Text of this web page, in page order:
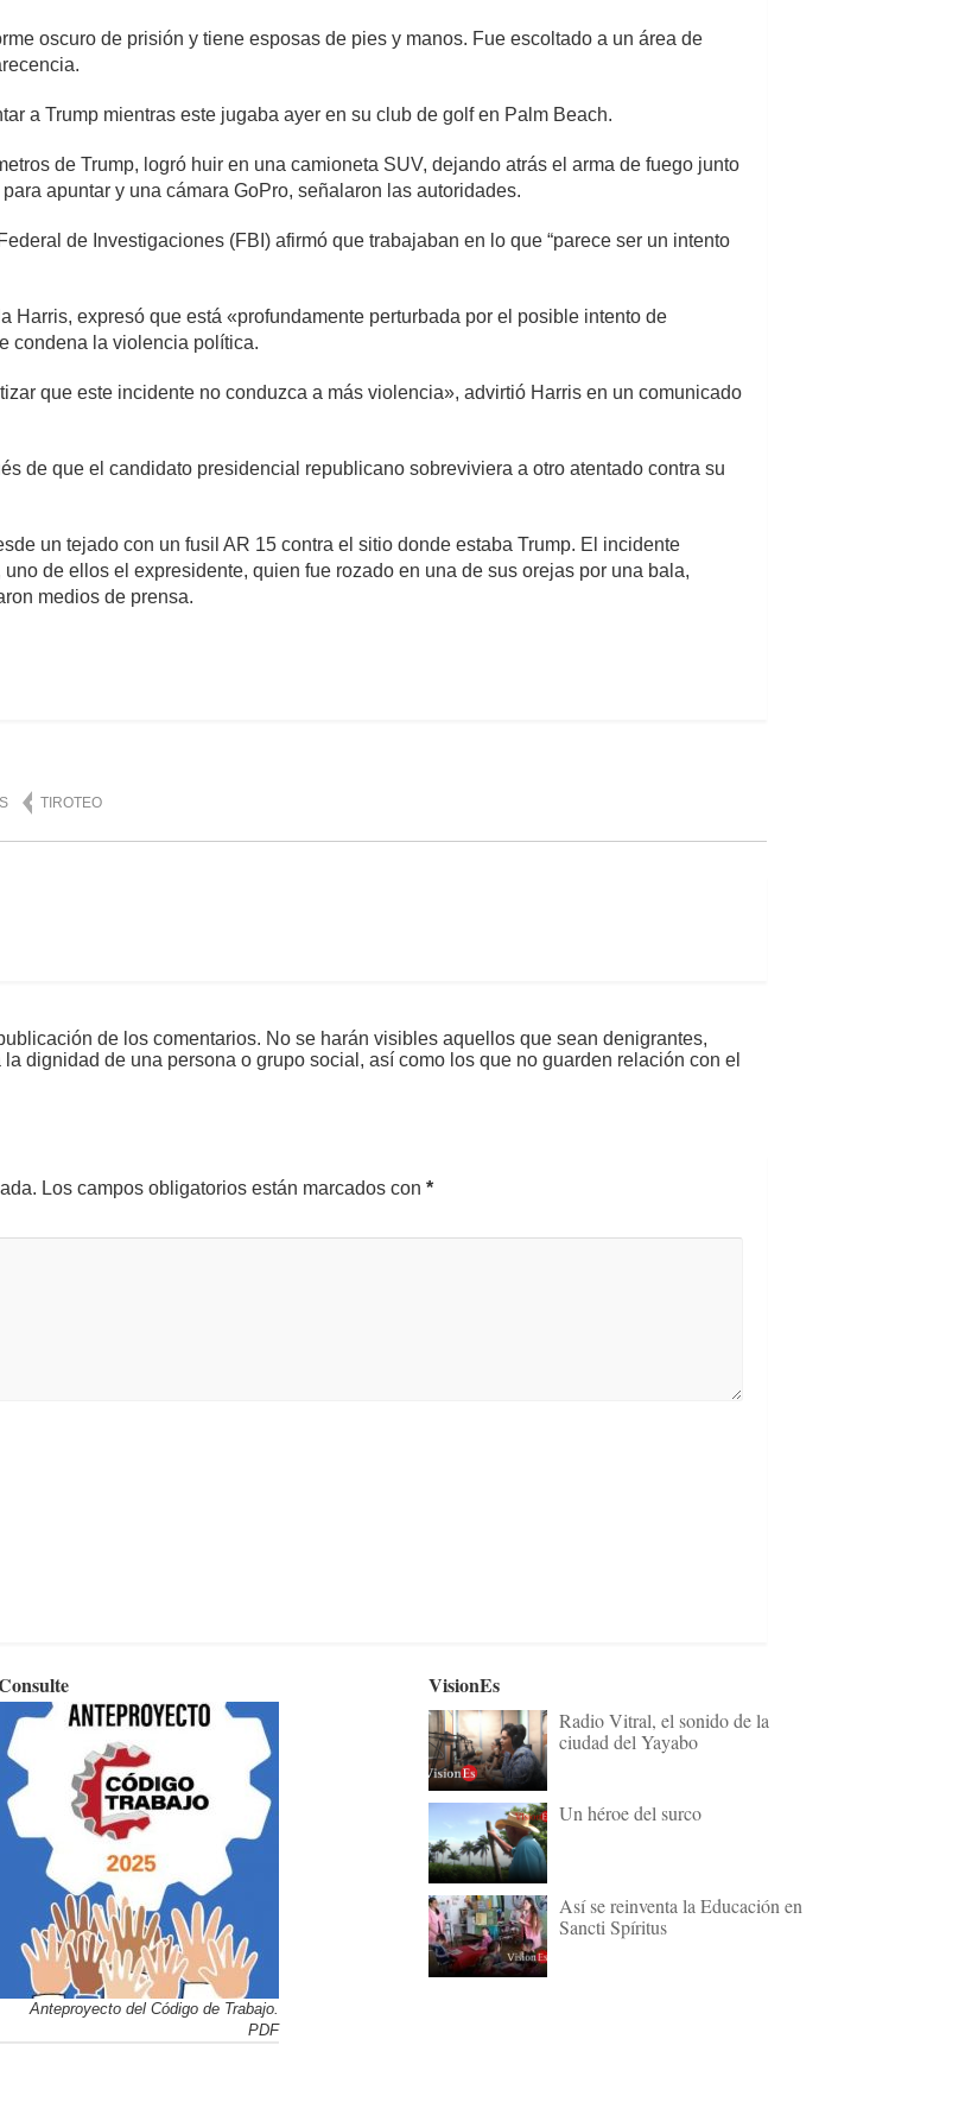
oscuro de prisión y tiene esposas de pies y manos. Fue escoltado a un área de
a Trump mientras este jugaba ayer en su club de golf en Palm Beach.
de Trump, logró huir en una camioneta SUV, dejando atrás el arma de fuego junto
apuntar y una cámara GoPro, señalaron las autoridades.
de Investigaciones (FBI) afirmó que trabajaban en lo que “parece ser un intento
Harris, expresó que está «profundamente perturbada por el posible intento de
condena la violencia política.
que este incidente no conduzca a más violencia», advirtió Harris en un comunicado
de que el candidato presidencial republicano sobreviviera a otro atentado contra su
un tejado con un fusil AR 15 contra el sitio donde estaba Trump. El incidente
de ellos el expresidente, quien fue rozado en una de sus orejas por una bala,
medios de prensa.
TIROTEO
de los comentarios. No se harán visibles aquellos que sean denigrantes,
dignidad de una persona o grupo social, así como los que no guarden relación con el
Los campos obligatorios están marcados con *
Anteproyecto del Código de Trabajo.
PDF
VisionEs
Radio Vitral, el sonido de la
ciudad del Yayabo
Un héroe del surco
Así se reinventa la Educación en
Sancti Spíritus